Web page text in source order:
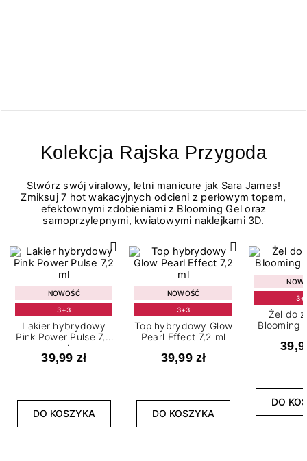
Kolekcja Rajska Przygoda
Stwórz swój viralowy, letni manicure jak Sara James!
Zmiksuj 7 hot wakacyjnych odcieni z perłowym topem,
efektownymi zdobieniami z Blooming Gel oraz
samoprzylepnymi, kwiatowymi naklejkami 3D.
NOWOŚĆ
3+3
Lakier hybrydowy
Pink Power Pulse 7,2
ml
39,99 zł
DO KOSZYKA
NOWOŚĆ
3+3
Top hybrydowy Glow
Pearl Effect 7,2 ml
39,99 zł
DO KOSZYKA
Żel do
Blooming
DO